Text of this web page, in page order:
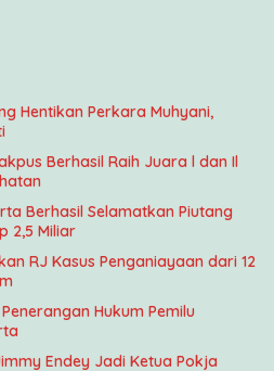
Hentikan Perkara Muhyani,
Berhasil Raih Juara l dan Il
Berhasil Selamatkan Piutang
2,5 Miliar
RJ Kasus Penganiayaan dari 12
Hukum Pemilu
Endey Jadi Ketua Pokja